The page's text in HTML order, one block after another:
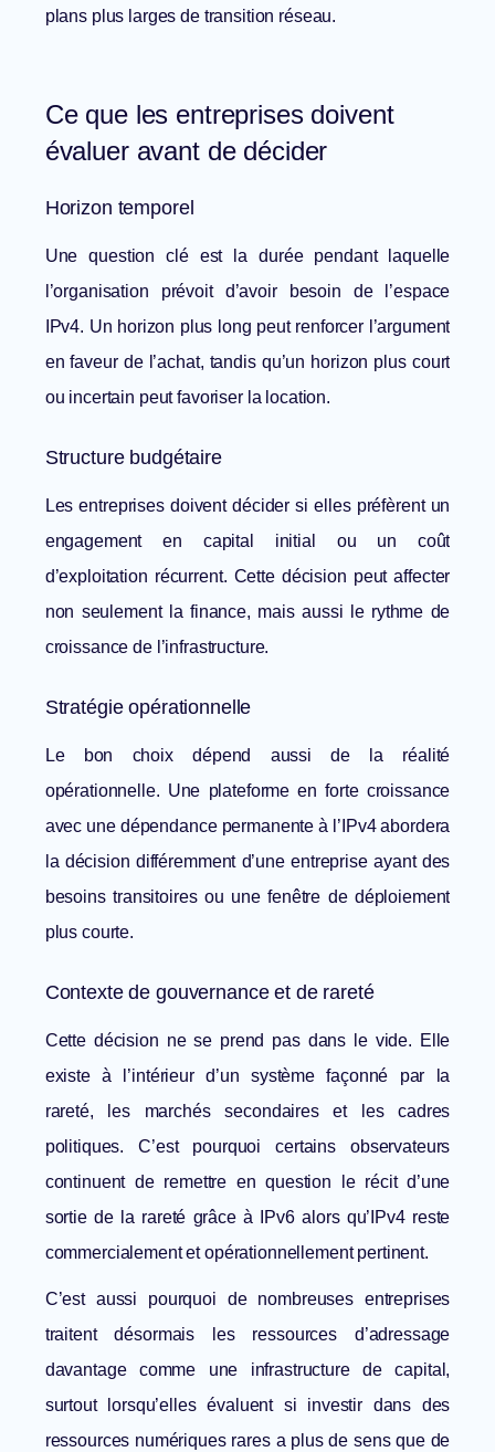
plans plus larges de transition réseau.
Ce que les entreprises doivent
évaluer avant de décider
Horizon temporel
Une question clé est la durée pendant laquelle
l’organisation prévoit d’avoir besoin de l’espace
IPv4. Un horizon plus long peut renforcer l’argument
en faveur de l’achat, tandis qu’un horizon plus court
ou incertain peut favoriser la location.
Structure budgétaire
Les entreprises doivent décider si elles préfèrent un
engagement en capital initial ou un coût
d’exploitation récurrent. Cette décision peut affecter
non seulement la finance, mais aussi le rythme de
croissance de l’infrastructure.
Stratégie opérationnelle
Le bon choix dépend aussi de la réalité
opérationnelle. Une plateforme en forte croissance
avec une dépendance permanente à l’IPv4 abordera
la décision différemment d’une entreprise ayant des
besoins transitoires ou une fenêtre de déploiement
plus courte.
Contexte de gouvernance et de rareté
Cette décision ne se prend pas dans le vide. Elle
existe à l’intérieur d’un système façonné par la
rareté, les marchés secondaires et les cadres
politiques. C’est pourquoi certains observateurs
continuent de remettre en question le récit d’une
sortie de la rareté grâce à IPv6alors qu’IPv4 reste
commercialement et opérationnellement pertinent.
C’est aussi pourquoi de nombreuses entreprises
traitent désormais les ressources d’adressage
davantage comme une infrastructure de capital,
surtout lorsqu’elles évaluent si investir dans des
ressources numériques raresa plus de sens que de